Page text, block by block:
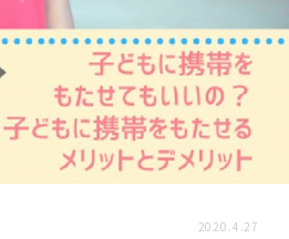
HAREL
活用事例
2020.4.27